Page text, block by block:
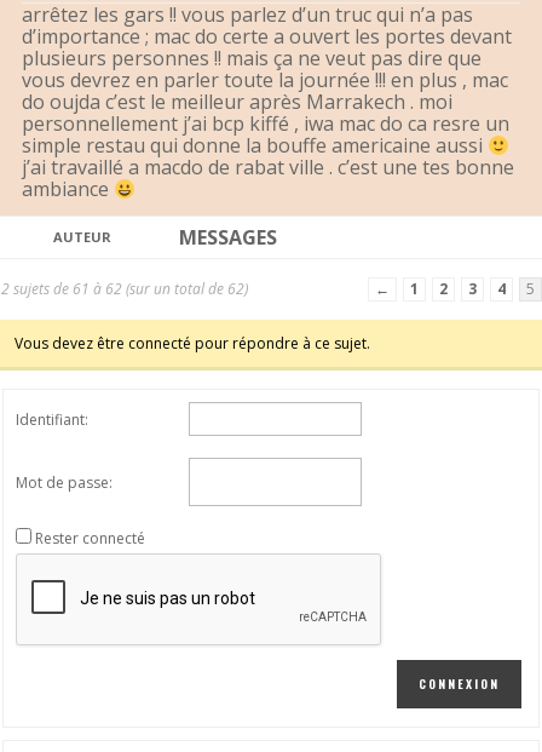
arrêtez les gars !! vous parlez d’un truc qui n’a pas
d’importance ; mac do certe a ouvert les portes devant
plusieurs personnes !! mais ça ne veut pas dire que
vous devrez en parler toute la journée !!! en plus , mac
do oujda c’est le meilleur après Marrakech . moi
personnellement j’ai bcp kiffé , iwa mac do ca resre un
simple restau qui donne la bouffe americaine aussi
j’ai travaillé a macdo de rabat ville . c’est une tes bonne
ambiance
AUTEUR MESSAGES
2 sujets de 61 à 62 (sur un total de 62) ← 1 2 3 4 5
Vous devez être connecté pour répondre à ce sujet.
Identifiant:
Mot de passe:
Rester connecté
CONNEXION